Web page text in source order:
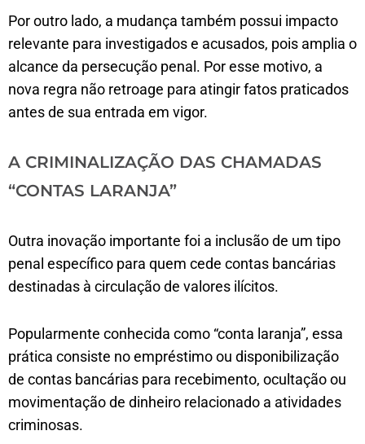
Por outro lado, a mudança também possui impacto
relevante para investigados e acusados, pois amplia o
alcance da persecução penal. Por esse motivo, a
nova regra não retroage para atingir fatos praticados
antes de sua entrada em vigor.
A CRIMINALIZAÇÃO DAS CHAMADAS
“CONTAS LARANJA”
Outra inovação importante foi a inclusão de um tipo
penal específico para quem cede contas bancárias
destinadas à circulação de valores ilícitos.
Popularmente conhecida como “conta laranja”, essa
prática consiste no empréstimo ou disponibilização
de contas bancárias para recebimento, ocultação ou
movimentação de dinheiro relacionado a atividades
criminosas.